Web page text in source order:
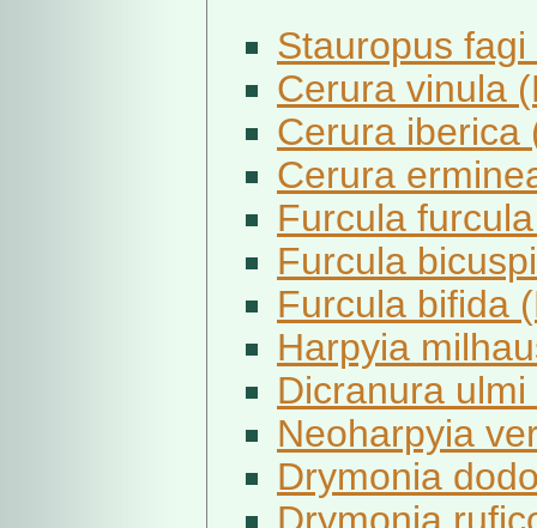
Stauropus fagi
Cerura vinula
Cerura iberica
Cerura
Furcula
Furcula
Furcula bifida
Harpyia
Dicranura
Neoharpyia
Drymonia